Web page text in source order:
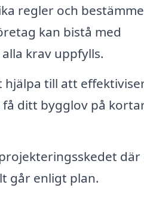
regler och
kan bistå med
krav uppfylls.
till att
ditt bygglov på
där
går enligt plan.